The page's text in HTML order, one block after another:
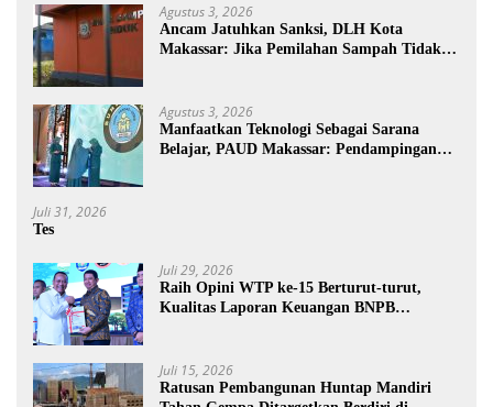
Agustus 3, 2026
Ancam Jatuhkan Sanksi, DLH Kota
Makassar: Jika Pemilahan Sampah Tidak
Agustus 3, 2026
Manfaatkan Teknologi Sebagai Sarana
Belajar, PAUD Makassar: Pendampingan
Juli 31, 2026
Tes
Juli 29, 2026
Raih Opini WTP ke-15 Berturut-turut,
Kualitas Laporan Keuangan BNPB
Juli 15, 2026
Ratusan Pembangunan Huntap Mandiri